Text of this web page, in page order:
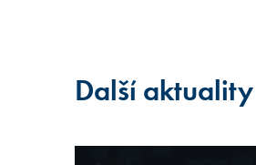
Další aktuality